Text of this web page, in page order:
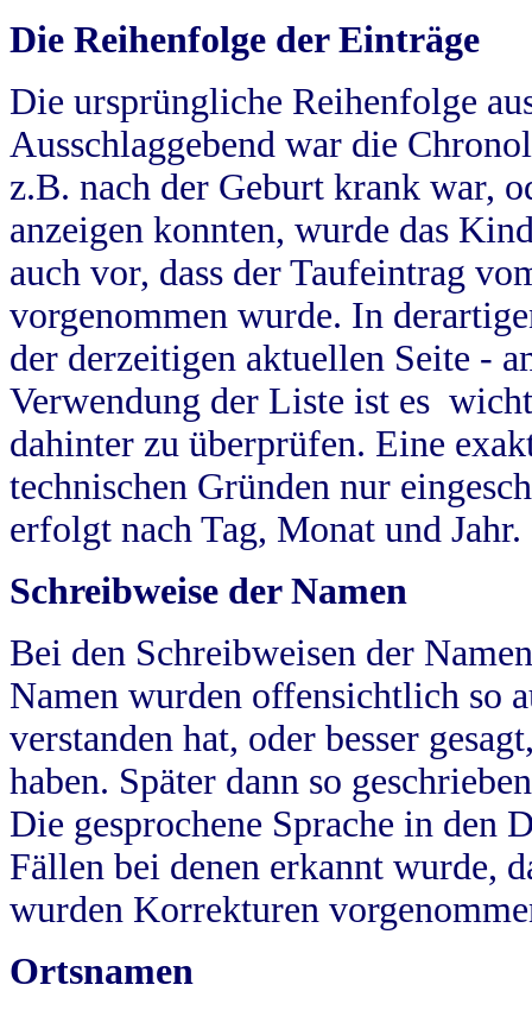
Die Reihenfolge der Einträge
Die ursprüngliche Reihenfolge
Ausschlaggebend war die
z.B. nach der Geburt krank war,
anzeigen konnten, wurde das
auch vor, dass der Taufeintrag
vorgenommen wurde. In
der derzeitigen aktuellen Seite -
Verwendung der Liste ist es
dahinter zu überprüfen. Eine
technischen Gründen nur
erfolgt nach Tag, Monat und Jahr.
Schreibweise der Namen
Bei den Schreibweisen der
Namen wurden offensichtlich so
verstanden hat, oder besser
haben. Später dann so
Die gesprochene Sprache in
Fällen bei denen erkannt wurde,
wurden Korrekturen
Ortsnamen